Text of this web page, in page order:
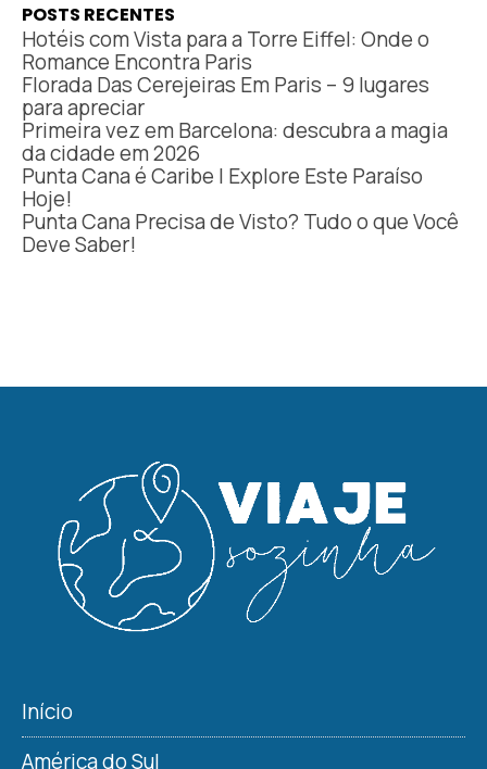
POSTS RECENTES
Hotéis com Vista para a Torre Eiffel: Onde o
Romance Encontra Paris
Florada Das Cerejeiras Em Paris – 9 lugares
para apreciar
Primeira vez em Barcelona: descubra a magia
da cidade em 2026
Punta Cana é Caribe | Explore Este Paraíso
Hoje!
Punta Cana Precisa de Visto? Tudo o que Você
Deve Saber!
Início
América do Sul